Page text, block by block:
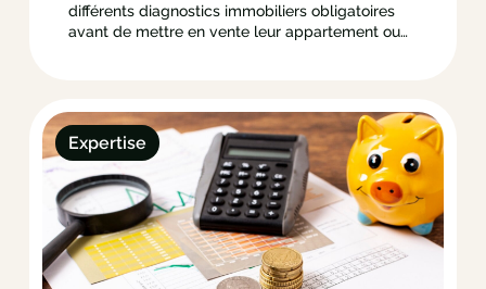
différents diagnostics immobiliers obligatoires
avant de mettre en vente leur appartement ou
dossier de diagnostic technique (DDT). Celui-ci
permettra d’éviter…
Expertise